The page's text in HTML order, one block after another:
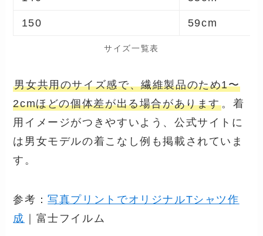
150 59cm
サイズ一覧表
男女共用のサイズ感で、繊維製品のため1〜
2cmほどの個体差が出る場合があります。着
用イメージがつきやすいよう、公式サイトに
は男女モデルの着こなし例も掲載されていま
す。
参考：写真プリントでオリジナルTシャツ作
成
｜富士フイルム